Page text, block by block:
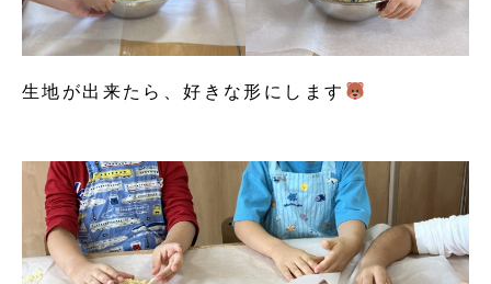
生地が出来たら、好きな形にします